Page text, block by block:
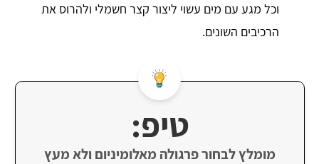
וכל מגע עם מים עשוי ליצור קצר חשמלי ולהרוס את
הרכיבים השונים.
טיפ:
מומלץ לבחור פרגולה מאלומיניום ולא מעץ